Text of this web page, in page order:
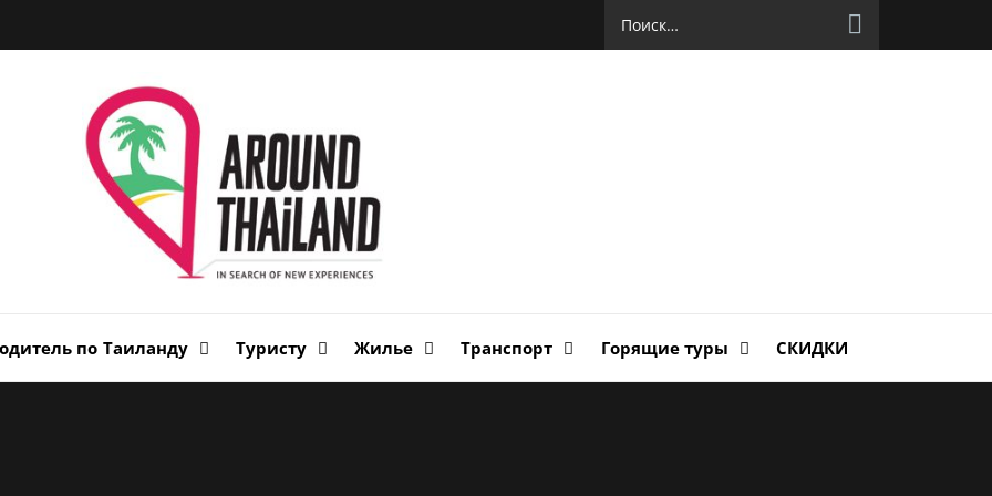
по Таиланду Туристу Жилье Транспорт Горящие туры СКИДКИ